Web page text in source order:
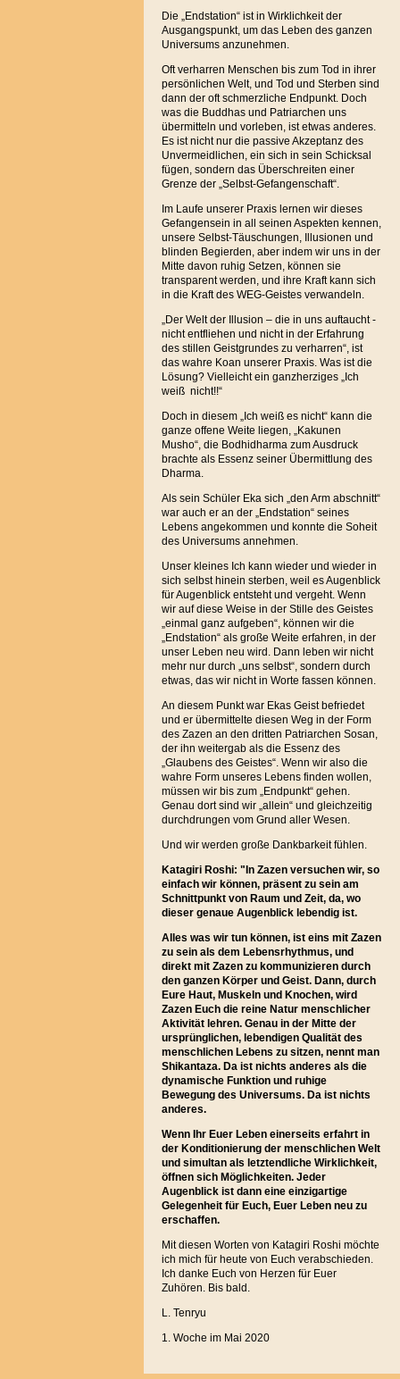
Die „Endstation“ ist in Wirklichkeit der
Ausgangspunkt, um das Leben des ganzen
Universums anzunehmen.
Oft verharren Menschen bis zum Tod in ihrer
persönlichen Welt, und Tod und Sterben sind
dann der oft schmerzliche Endpunkt. Doch
was die Buddhas und Patriarchen uns
übermitteln und vorleben, ist etwas anderes.
Es ist nicht nur die passive Akzeptanz des
Unvermeidlichen, ein sich in sein Schicksal
fügen, sondern das Überschreiten einer
Grenze der „Selbst-Gefangenschaft“.
Im Laufe unserer Praxis lernen wir dieses
Gefangensein in all seinen Aspekten kennen,
unsere Selbst-Täuschungen, Illusionen und
blinden Begierden, aber indem wir uns in der
Mitte davon ruhig Setzen, können sie
transparent werden, und ihre Kraft kann sich
in die Kraft des WEG-Geistes verwandeln.
„Der Welt der Illusion – die in uns auftaucht -
nicht entfliehen und nicht in der Erfahrung
des stillen Geistgrundes zu verharren“, ist
das wahre Koan unserer Praxis. Was ist die
Lösung? Vielleicht ein ganzherziges „Ich
weiß nicht!!“
Doch in diesem „Ich weiß es nicht“ kann die
ganze offene Weite liegen, „Kakunen
Musho“, die Bodhidharma zum Ausdruck
brachte als Essenz seiner Übermittlung des
Dharma.
Als sein Schüler Eka sich „den Arm abschnitt“
war auch er an der „Endstation“ seines
Lebens angekommen und konnte die Soheit
des Universums annehmen.
Unser kleines Ich kann wieder und wieder in
sich selbst hinein sterben, weil es Augenblick
für Augenblick entsteht und vergeht. Wenn
wir auf diese Weise in der Stille des Geistes
„einmal ganz aufgeben“, können wir die
„Endstation“ als große Weite erfahren, in der
unser Leben neu wird. Dann leben wir nicht
mehr nur durch „uns selbst“, sondern durch
etwas, das wir nicht in Worte fassen können.
An diesem Punkt war Ekas Geist befriedet
und er übermittelte diesen Weg in der Form
des Zazen an den dritten Patriarchen Sosan,
der ihn weitergab als die Essenz des
„Glaubens des Geistes“. Wenn wir also die
wahre Form unseres Lebens finden wollen,
müssen wir bis zum „Endpunkt“ gehen.
Genau dort sind wir „allein“ und gleichzeitig
durchdrungen vom Grund aller Wesen.
Und wir werden große Dankbarkeit fühlen.
Katagiri Roshi: "In Zazen versuchen wir, so
einfach wir können, präsent zu sein am
Schnittpunkt von Raum und Zeit, da, wo
dieser genaue Augenblick lebendig ist.
Alles was wir tun können, ist eins mit Zazen
zu sein als dem Lebensrhythmus, und
direkt mit Zazen zu kommunizieren durch
den ganzen Körper und Geist. Dann, durch
Eure Haut, Muskeln und Knochen, wird
Zazen Euch die reine Natur menschlicher
Aktivität lehren. Genau in der Mitte der
ursprünglichen, lebendigen Qualität des
menschlichen Lebens zu sitzen, nennt man
Shikantaza. Da ist nichts anderes als die
dynamische Funktion und ruhige
Bewegung des Universums. Da ist nichts
anderes.
Wenn Ihr Euer Leben einerseits erfahrt in
der Konditionierung der menschlichen Welt
und simultan als letztendliche Wirklichkeit,
öffnen sich Möglichkeiten. Jeder
Augenblick ist dann eine einzigartige
Gelegenheit für Euch, Euer Leben neu zu
erschaffen.
Mit diesen Worten von Katagiri Roshi möchte
ich mich für heute von Euch verabschieden.
Ich danke Euch von Herzen für Euer
Zuhören. Bis bald.
L. Tenryu
1. Woche im Mai 2020